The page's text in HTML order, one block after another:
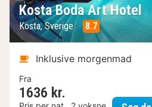
Kosta Boda Art Hotel
Kosta, Sverige 8.7
Inklusive morgenmad
Fra
1636 kr.